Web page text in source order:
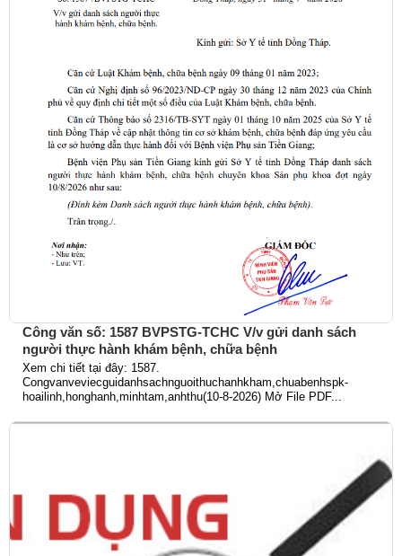
Công văn số: 1587 BVPSTG-TCHC V/v gửi danh sách
người thực hành khám bệnh, chữa bệnh
Xem chi tiết tại đây: 1587.
Congvanveviecguidanhsachnguoithuchanhkham,chuabenhspk-
hoailinh,honghanh,minhtam,anhthu(10-8-2026) Mở File PDF...